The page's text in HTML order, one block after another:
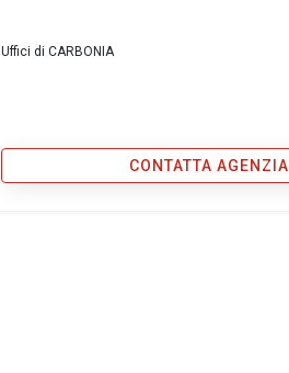
Uffici di CARBONIA
CONTATTA AGENZIA